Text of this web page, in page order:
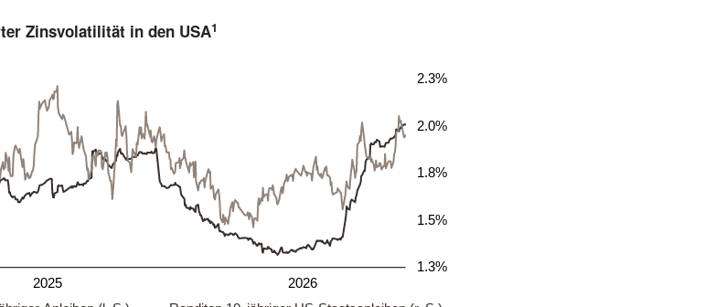
Zinsvolatilität in den USA1